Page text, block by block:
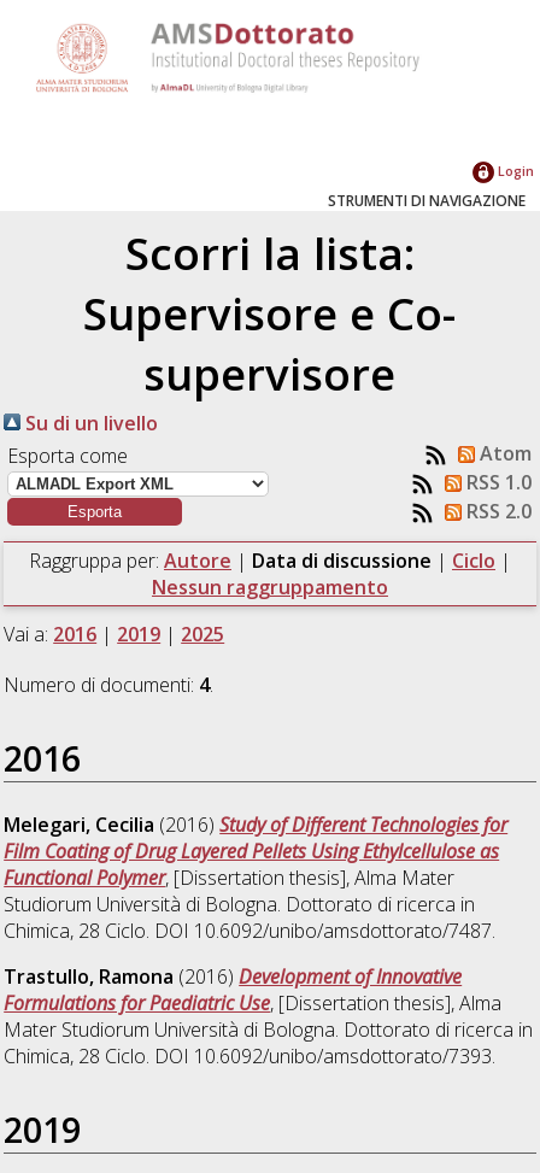
Login
STRUMENTI DI NAVIGAZIONE
Scorri la lista:
Supervisore e Co-
supervisore
Su di un livello
Esporta come
Atom
RSS 1.0
RSS 2.0
Raggruppa per: Autore | Data di discussione | Ciclo |
Nessun raggruppamento
Vai a: 2016 | 2019 | 2025
Numero di documenti: 4.
2016
Melegari, Cecilia (2016)Study of Different Technologies for
Film Coating of Drug Layered Pellets Using Ethylcellulose as
Functional Polymer, [Dissertation thesis], Alma Mater
Studiorum Università di Bologna. Dottorato di ricerca in
Chimica, 28 Ciclo. DOI 10.6092/unibo/amsdottorato/7487.
Trastullo, Ramona (2016)Development of Innovative
Formulations for Paediatric Use, [Dissertation thesis], Alma
Mater Studiorum Università di Bologna. Dottorato di ricerca in
Chimica, 28 Ciclo. DOI 10.6092/unibo/amsdottorato/7393.
2019